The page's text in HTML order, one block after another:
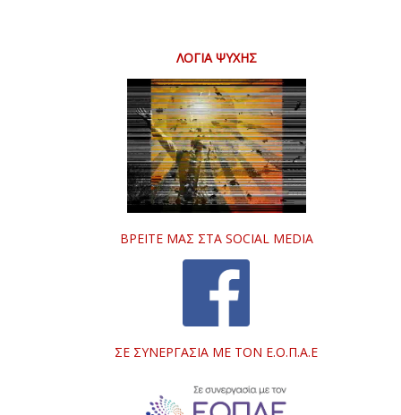
ΛΌΓΙΑ ΨΥΧΉΣ
ΒΡΕΊΤΕ ΜΑΣ ΣΤΑ SOCIAL MEDIA
ΣΕ ΣΥΝΕΡΓΑΣΊΑ ΜΕ ΤΟΝ Ε.Ο.Π.Α.Ε